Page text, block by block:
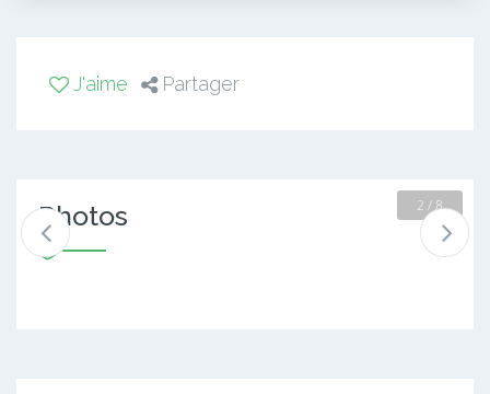
J'aime Partager
Photos 2 / 8